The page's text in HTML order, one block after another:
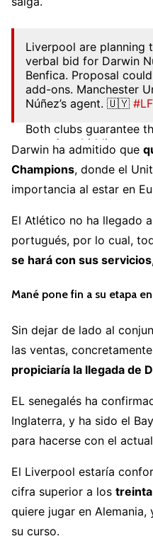
Liverpool are planning
verbal bid for Darwin
Benfica. Proposal
add-ons. Manchester
Núñez’s agent. 🇺🇾
Both clubs guarantee
enter into bidding war.
pic.twitter.com/
— Fabrizio Romano
2022
Darwin ha admitido que
Champions, donde el
importancia al estar en
El Atlético no ha llegado
portugués, por lo cual,
se hará con sus
Mané pone fin a su etapa
Sin dejar de lado al
las ventas,
propiciaría la llegada de
EL senegalés ha
Inglaterra, y ha sido el
para hacerse con el
El Liverpool estaría
cifra superior a los
quiere jugar en
su curso.